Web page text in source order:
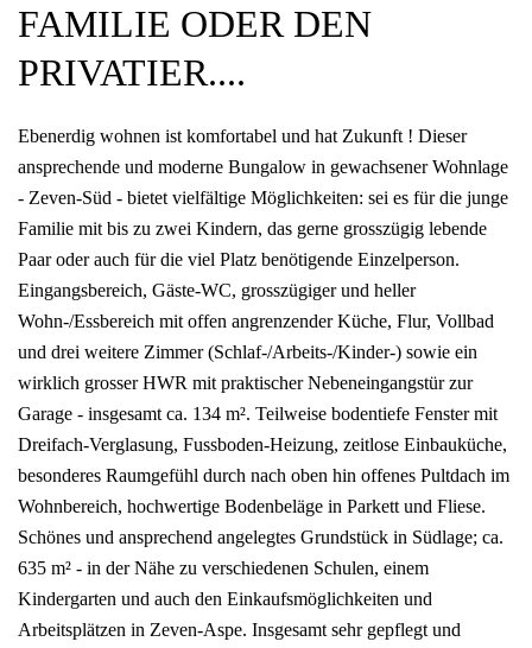
FAMILIE ODER DEN
PRIVATIER....
Ebenerdig wohnen ist komfortabel und hat Zukunft ! Dieser
ansprechende und moderne Bungalow in gewachsener Wohnlage
- Zeven-Süd - bietet vielfältige Möglichkeiten: sei es für die junge
Familie mit bis zu zwei Kindern, das gerne grosszügig lebende
Paar oder auch für die viel Platz benötigende Einzelperson.
Eingangsbereich, Gäste-WC, grosszügiger und heller
Wohn-/Essbereich mit offen angrenzender Küche, Flur, Vollbad
und drei weitere Zimmer (Schlaf-/Arbeits-/Kinder-) sowie ein
wirklich grosser HWR mit praktischer Nebeneingangstür zur
Garage - insgesamt ca. 134 m². Teilweise bodentiefe Fenster mit
Dreifach-Verglasung, Fussboden-Heizung, zeitlose Einbauküche,
besonderes Raumgefühl durch nach oben hin offenes Pultdach im
Wohnbereich, hochwertige Bodenbeläge in Parkett und Fliese.
Schönes und ansprechend angelegtes Grundstück in Südlage; ca.
635 m² - in der Nähe zu verschiedenen Schulen, einem
Kindergarten und auch den Einkaufsmöglichkeiten und
Arbeitsplätzen in Zeven-Aspe. Insgesamt sehr gepflegt und